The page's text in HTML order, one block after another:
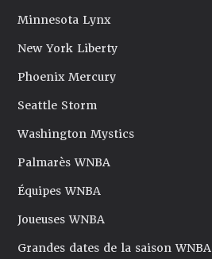
Minnesota Lynx
New York Liberty
Phoenix Mercury
Seattle Storm
Washington Mystics
Palmarès WNBA
Équipes WNBA
Joueuses WNBA
Grandes dates de la saison WNBA